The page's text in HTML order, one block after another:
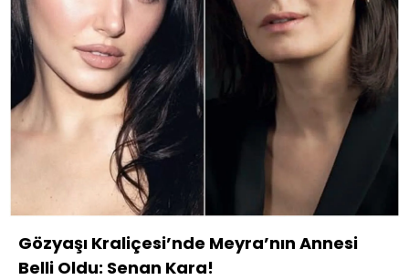
Gözyaşı Kraliçesi’nde Meyra’nın Annesi
Belli Oldu: Senan Kara!